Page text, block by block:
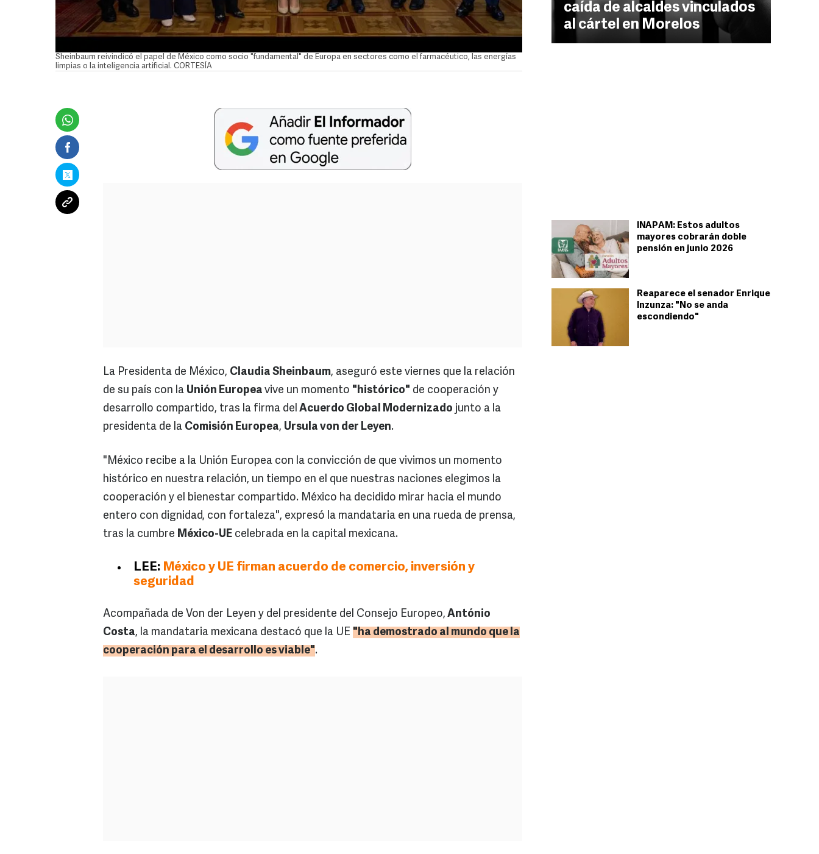
caída de alcaldes vinculados
al cártel en Morelos
INAPAM: Estos adultos
mayores cobrarán doble
pensión en junio 2026
Reaparece el senador Enrique
Inzunza: "No se anda
escondiendo"
Sheinbaum reivindicó el papel de México como socio "fundamental" de Europa en sectores como el farmacéutico, las energías
limpias o la inteligencia artificial. CORTESÍA
La Presidenta de México, Claudia Sheinbaum, aseguró este viernes que la relación
de su país con la Unión Europea vive un momento "histórico" de cooperación y
desarrollo compartido, tras la firma del Acuerdo Global Modernizado junto a la
presidenta de la Comisión Europea, Ursula von der Leyen.
"México recibe a la Unión Europea con la convicción de que vivimos un momento
histórico en nuestra relación, un tiempo en el que nuestras naciones elegimos la
cooperación y el bienestar compartido. México ha decidido mirar hacia el mundo
entero con dignidad, con fortaleza", expresó la mandataria en una rueda de prensa,
tras la cumbre México-UE celebrada en la capital mexicana.
LEE: México y UE firman acuerdo de comercio, inversión y
seguridad
Acompañada de Von der Leyen y del presidente del Consejo Europeo, António
Costa, la mandataria mexicana destacó que la UE "ha demostrado al mundo que la
cooperación para el desarrollo es viable".